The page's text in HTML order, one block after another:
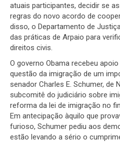
atuais participantes, decidir se
regras do novo acordo de
disso, o Departamento de
das práticas de Arpaio para
direitos civis.
O governo Obama recebeu
questão da imigração de um
senador Charles E. Schumer, de
subcomitê do judiciário sobre
reforma da lei de imigração no
Em antecipação àquilo que
furioso, Schumer pediu aos
estão levando a sério o